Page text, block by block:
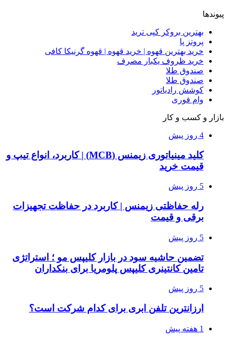
پیوندها
بهترین بروکر کپی ترید
پروتز پا
خرید بهترین قهوه | خرید قهوه | قهوه گرنیکا کافی
خرید ظروف یکبار مصرف
صندوق طلا
صندوق طلا
کوشش رادیاتور
وام فوری
بازار و کسب و کار
4 روز پیش
کلید مینیاتوری زیمنس (MCB) | کاربرد، انواع تیپ و
قیمت خرید
5 روز پیش
رله حفاظتی زیمنس | کاربرد در حفاظت تجهیزات
برقی و قیمت
5 روز پیش
تضمین حاشیه سود در بازار کلیپس مو ؛ استراتژی
تامین کانتینری کلیپس پلومریا برای بنکداران
5 روز پیش
ارزانترین تلفن ابری برای کدام شرکت است؟
1 هفته پیش